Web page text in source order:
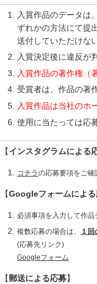
入賞作品のデータは
ずれかの方法にて提
送付していただけな
入賞決定後に違反が
入賞作品の著作権（
受賞者は、作品の著
入賞作品は当社のホ
使用に当たっては応
【インスタグラムによる
コチラの応募要項をご確
【Googleフォームによ
必須事項を入力して作品
複数応募の場合は、
１
(応募先リンク)
Googleフォーム
【郵送による応募】